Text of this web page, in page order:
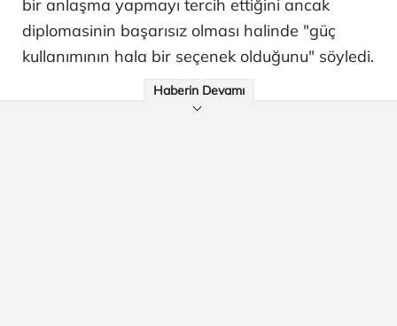
bir anlaşma yapmayı tercih ettiğini ancak
diplomasinin başarısız olması halinde "güç
kullanımının hala bir seçenek olduğunu" söyledi.
Haberin Devamı